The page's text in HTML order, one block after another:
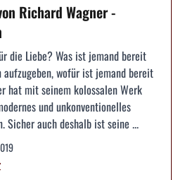
Richard Wagner -
die Liebe? Was ist jemand bereit
wofür ist jemand bereit
hat mit seinem kolossalen Werk
und unkonventionelles
Sicher auch deshalb ist seine ...